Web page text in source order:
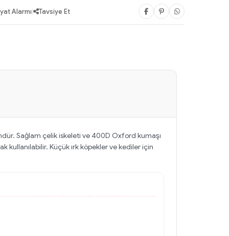
Alarmı| Tavsiye Et
Sağlam çelik iskeleti ve 400D Oxford kumaşı
kullanılabilir. Küçük ırk köpekler ve kediler için